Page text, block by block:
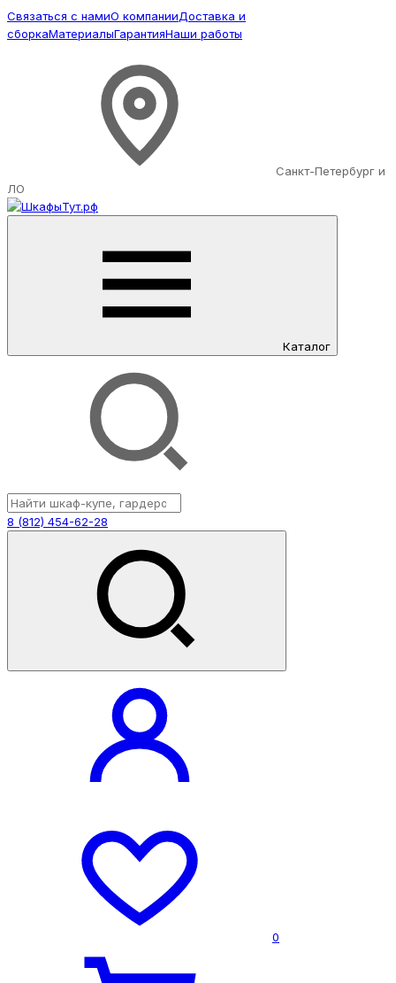
Связаться с намиО компанииДоставка и
сборкаМатериалыГарантияНаши работы
Санкт-Петербург и
ЛО
Каталог
8 (812) 454-62-28
0